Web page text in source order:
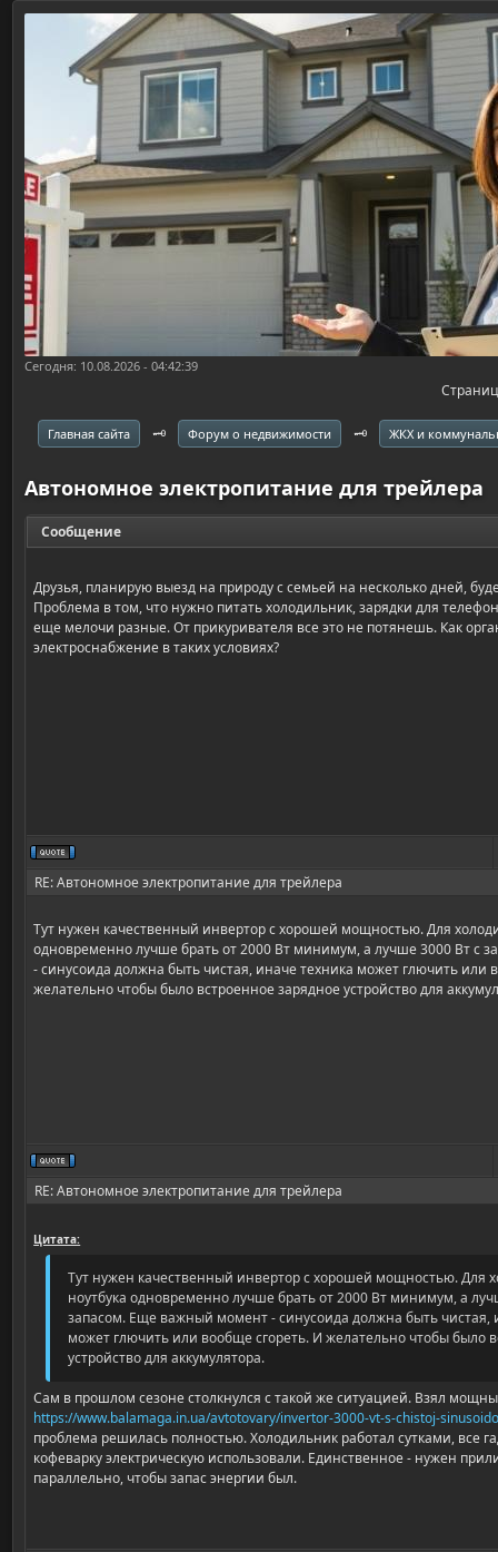
Сегодня: 10.08.2026 - 04:42:39
Главная сайта 🗝️ Форум о недвижимости 🗝️ ЖКХ и
Автономное электропитание для трейлера
Сообщение
Друзья, планирую выезд на природу с семьей на несколько дней,
Проблема в том, что нужно питать холодильник, зарядки для
еще мелочи разные. От прикуривателя все это не потянешь. Как
электроснабжение в таких условиях?
RE: Автономное электропитание для трейлера
Тут нужен качественный инвертор с хорошей мощностью. Для
одновременно лучше брать от 2000 Вт минимум, а лучше 3000 Вт с
- синусоида должна быть чистая, иначе техника может глючить или
желательно чтобы было встроенное зарядное устройство для
RE: Автономное электропитание для трейлера
Цитата:
Тут нужен качественный инвертор с хорошей мощностью. Для
ноутбука одновременно лучше брать от 2000 Вт минимум, а
запасом. Еще важный момент - синусоида должна быть чистая,
может глючить или вообще сгореть. И желательно чтобы было
устройство для аккумулятора.
Сам в прошлом сезоне столкнулся с такой же ситуацией. Взял
https://www.balamaga.in.ua/avtotovary/invertor-3000-vt-s-chistoj-
проблема решилась полностью. Холодильник работал сутками, все
кофеварку электрическую использовали. Единственное - нужен
параллельно, чтобы запас энергии был.